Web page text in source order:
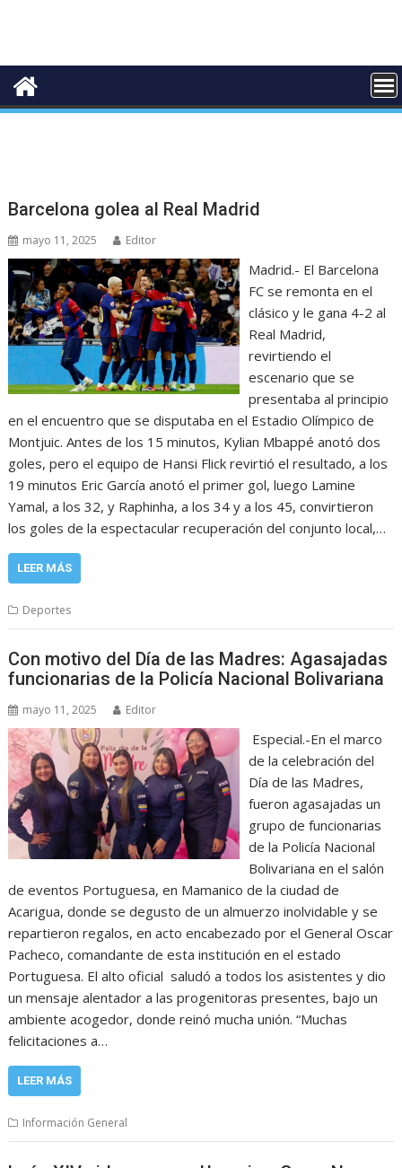
Barcelona golea al Real Madrid
mayo 11, 2025 Editor
Madrid.- El Barcelona
FC se remonta en el
clásico y le gana 4-2 al
Real Madrid,
revirtiendo el
escenario que se
presentaba al principio
en el encuentro que se disputaba en el Estadio Olímpico de
Montjuic. Antes de los 15 minutos, Kylian Mbappé anotó dos
goles, pero el equipo de Hansi Flick revirtió el resultado, a los
19 minutos Eric García anotó el primer gol, luego Lamine
Yamal, a los 32, y Raphinha, a los 34 y a los 45, convirtieron
los goles de la espectacular recuperación del conjunto local,…
LEER MÁS
Deportes
Con motivo del Día de las Madres: Agasajadas
funcionarias de la Policía Nacional Bolivariana
mayo 11, 2025 Editor
Especial.-En el marco
de la celebración del
Día de las Madres,
fueron agasajadas un
grupo de funcionarias
de la Policía Nacional
Bolivariana en el salón
de eventos Portuguesa, en Mamanico de la ciudad de
Acarigua, donde se degusto de un almuerzo inolvidable y se
repartieron regalos, en acto encabezado por el General Oscar
Pacheco, comandante de esta institución en el estado
Portuguesa. El alto oficial saludó a todos los asistentes y dio
un mensaje alentador a las progenitoras presentes, bajo un
ambiente acogedor, donde reinó mucha unión. “Muchas
felicitaciones a…
LEER MÁS
Información General